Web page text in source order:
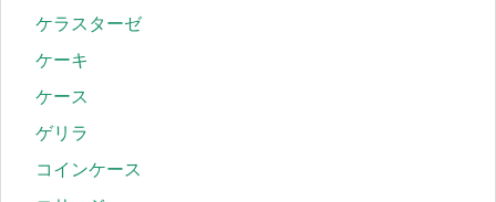
ケラスターゼ
ケーキ
ケース
ゲリラ
コインケース